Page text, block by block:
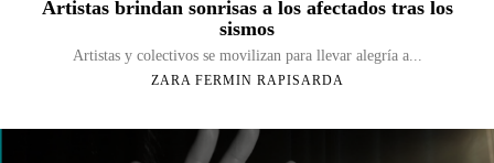
Artistas brindan sonrisas a los afectados tras los
sismos
Artistas y colectivos se movilizan para llevar alegría a...
ZARA FERMIN RAPISARDA